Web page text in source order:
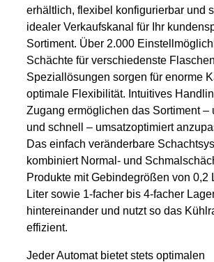
erhältlich, flexibel konfigurierbar und
idealer Verkaufskanal für Ihr
Sortiment. Über 2.000
Schächte für verschiedenste
Speziallösungen sorgen für enorme
optimale Flexibilität. Intuitives
Zugang ermöglichen das Sortiment –
und schnell – umsatzoptimiert
Das einfach veränderbare
kombiniert Normal- und
Produkte mit Gebindegrößen von 0,2
Liter sowie 1-facher bis 4-facher
hintereinander und nutzt so das
effizient.
Jeder Automat bietet stets optimalen